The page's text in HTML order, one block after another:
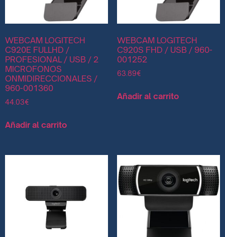
WEBCAM LOGITECH
C920E FULLHD /
PROFESIONAL / USB / 2
MICROFONOS
ONMIDIRECCIONALES /
960-001360
44.03€
Añadir al carrito
WEBCAM LOGITECH
C920S FHD / USB / 960-
001252
63.89€
Añadir al carrito